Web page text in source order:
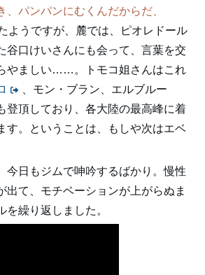
、パンパンにむくんだからだ、
ようですが、麓では、ピオレドール
谷口けいさんにも会って、言葉を交
やましい……。トモコ姐さんはこれ
、モン・ブラン、エルブルー
登頂しており、各大陸の最高峰に着
す。ということは、もしや次はエベ
今日もジムで呻吟するばかり。慢性
出て、モチベーションが上がらぬま
を繰り返しました。